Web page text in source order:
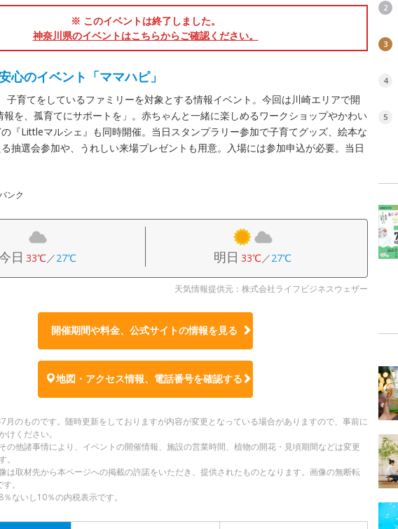
※ このイベントは終了しました。
神奈川県のイベントはこちらからご確認ください。
心のイベント「ママハピ」
子育てをしているファミリーを対象とする情報イベント。今回は川崎エリアで開
報を、孤育てにサポートを」。赤ちゃんと一緒に楽しめるワークショップやかわい
『Littleマルシェ』も同時開催。当日スタンプラリー参加で子育てグッズ、絵本な
抽選会参加や、うれしい来場プレゼントも用意。入場には参加申込が必要。当日
ンク
日 33℃／27℃ 明日 33℃／27℃
天気情報提供元：株式会社ライフビジネスウェザー
開催期間や料金、公式サイトの情報を見る
地図・アクセス情報、電話番号を確認する
のものです。随時更新をしておりますが内容が変更となっている場合がありますので、事前に
けください。
の他諸事情により、イベントの開催情報、施設の営業時間、植物の開花・見頃期間などは変更
。
は取材先から本ページへの掲載の許諾をいただき、提供されたものとなります。画像の無断転
。
ないし10％の内税表示です。
2
3
4
5